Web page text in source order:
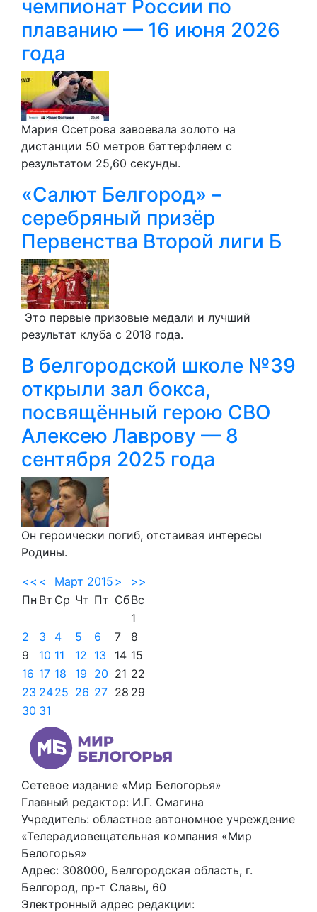
чемпионат России по
плаванию — 16 июня 2026
года
Мария Осетрова завоевала золото на
дистанции 50 метров баттерфляем с
результатом 25,60 секунды.
«Салют Белгород» –
серебряный призёр
Первенства Второй лиги Б
Это первые призовые медали и лучший
результат клуба с 2018 года.
В белгородской школе №39
открыли зал бокса,
посвящённый герою СВО
Алексею Лаврову — 8
сентября 2025 года
Он героически погиб, отстаивая интересы
Родины.
<< < Март 2015 >
>>
Пн Вт Ср Чт Пт СбВс
1
2
3 4 5 6 7
8
9
10 11 12 13 14 15
16 17 18 19 20 21 22
23 2425 26 27 28 29
30 31
Сетевое издание «Мир Белогорья»
Главный редактор: И.Г. Смагина
Учредитель: областное автономное учреждение
«Телерадиовещательная компания «Мир
Белогорья»
Адрес: 308000, Белгородская область, г.
Белгород, пр-т Славы, 60
Электронный адрес редакции: